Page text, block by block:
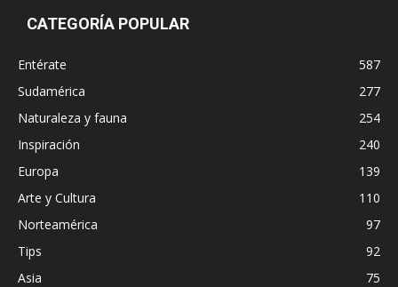
CATEGORÍA POPULAR
Entérate
587
Sudamérica
277
Naturaleza y fauna
254
Inspiración
240
Europa
139
Arte y Cultura
110
Norteamérica
97
Tips
92
Asia
75